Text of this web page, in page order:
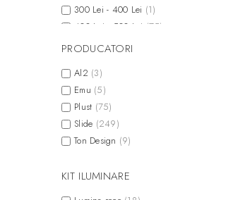
300 Lei - 400 Lei (1)
400 Lei - 500 Lei (75)
500 Lei - 750 Lei
Peste 1000 Lei
PRODUCATORI
Al2 (3)
Emu (5)
Plust (75)
Slide (249)
Ton Design (9)
KIT ILUMINARE